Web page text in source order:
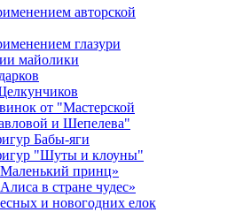
авторской
глазури
майолики
от "Мастерской
и Шепелева"
Бабы-яги
"Шуты и клоуны"
принц»
в стране чудес»
и новогодних елок